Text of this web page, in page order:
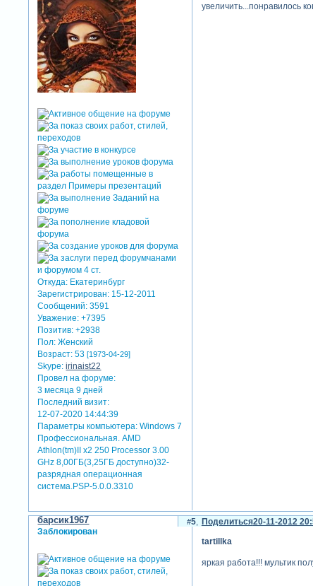
Откуда: Екатеринбург
Зарегистрирован: 15-12-2011
Сообщений: 3591
Уважение: +7395
Позитив: +2938
Пол: Женский
Возраст: 53[1973-04-29]
Skype: irinaist22
Провел на форуме:
3 месяца 9 дней
Последний визит:
12-07-2020 14:44:39
Параметры компьютера: Windows 7
Профессиональная. AMD
Athlon(tm)II x2 250 Processor 3.00
GHz 8,00ГБ(3,25ГБ доступно)32-
разрядная операционная
система.PSP-5.0.0.3310
увеличить...понравилось
Поделиться
5 20-11-2012
барсик1967
Заблокирован
tartillka
яркая работа!!! мультик